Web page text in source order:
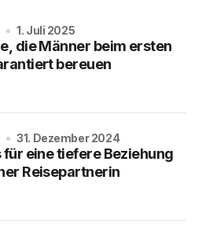
die Männer beim ersten
bereuen
1. Juli 2025
für eine tiefere Beziehung
Reisepartnerin
31. Dezember 2024